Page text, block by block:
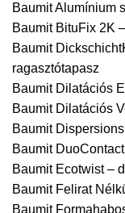
Baumit Alumínium
Baumit BituFix 2K
Baumit
ragasztótapasz
Baumit Dilatációs
Baumit Dilatációs
Baumit
Baumit
Baumit Ecotwist –
Baumit Felirat
Baumit